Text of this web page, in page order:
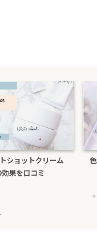
りたい！30代以上にpola
ホワイトショットl...